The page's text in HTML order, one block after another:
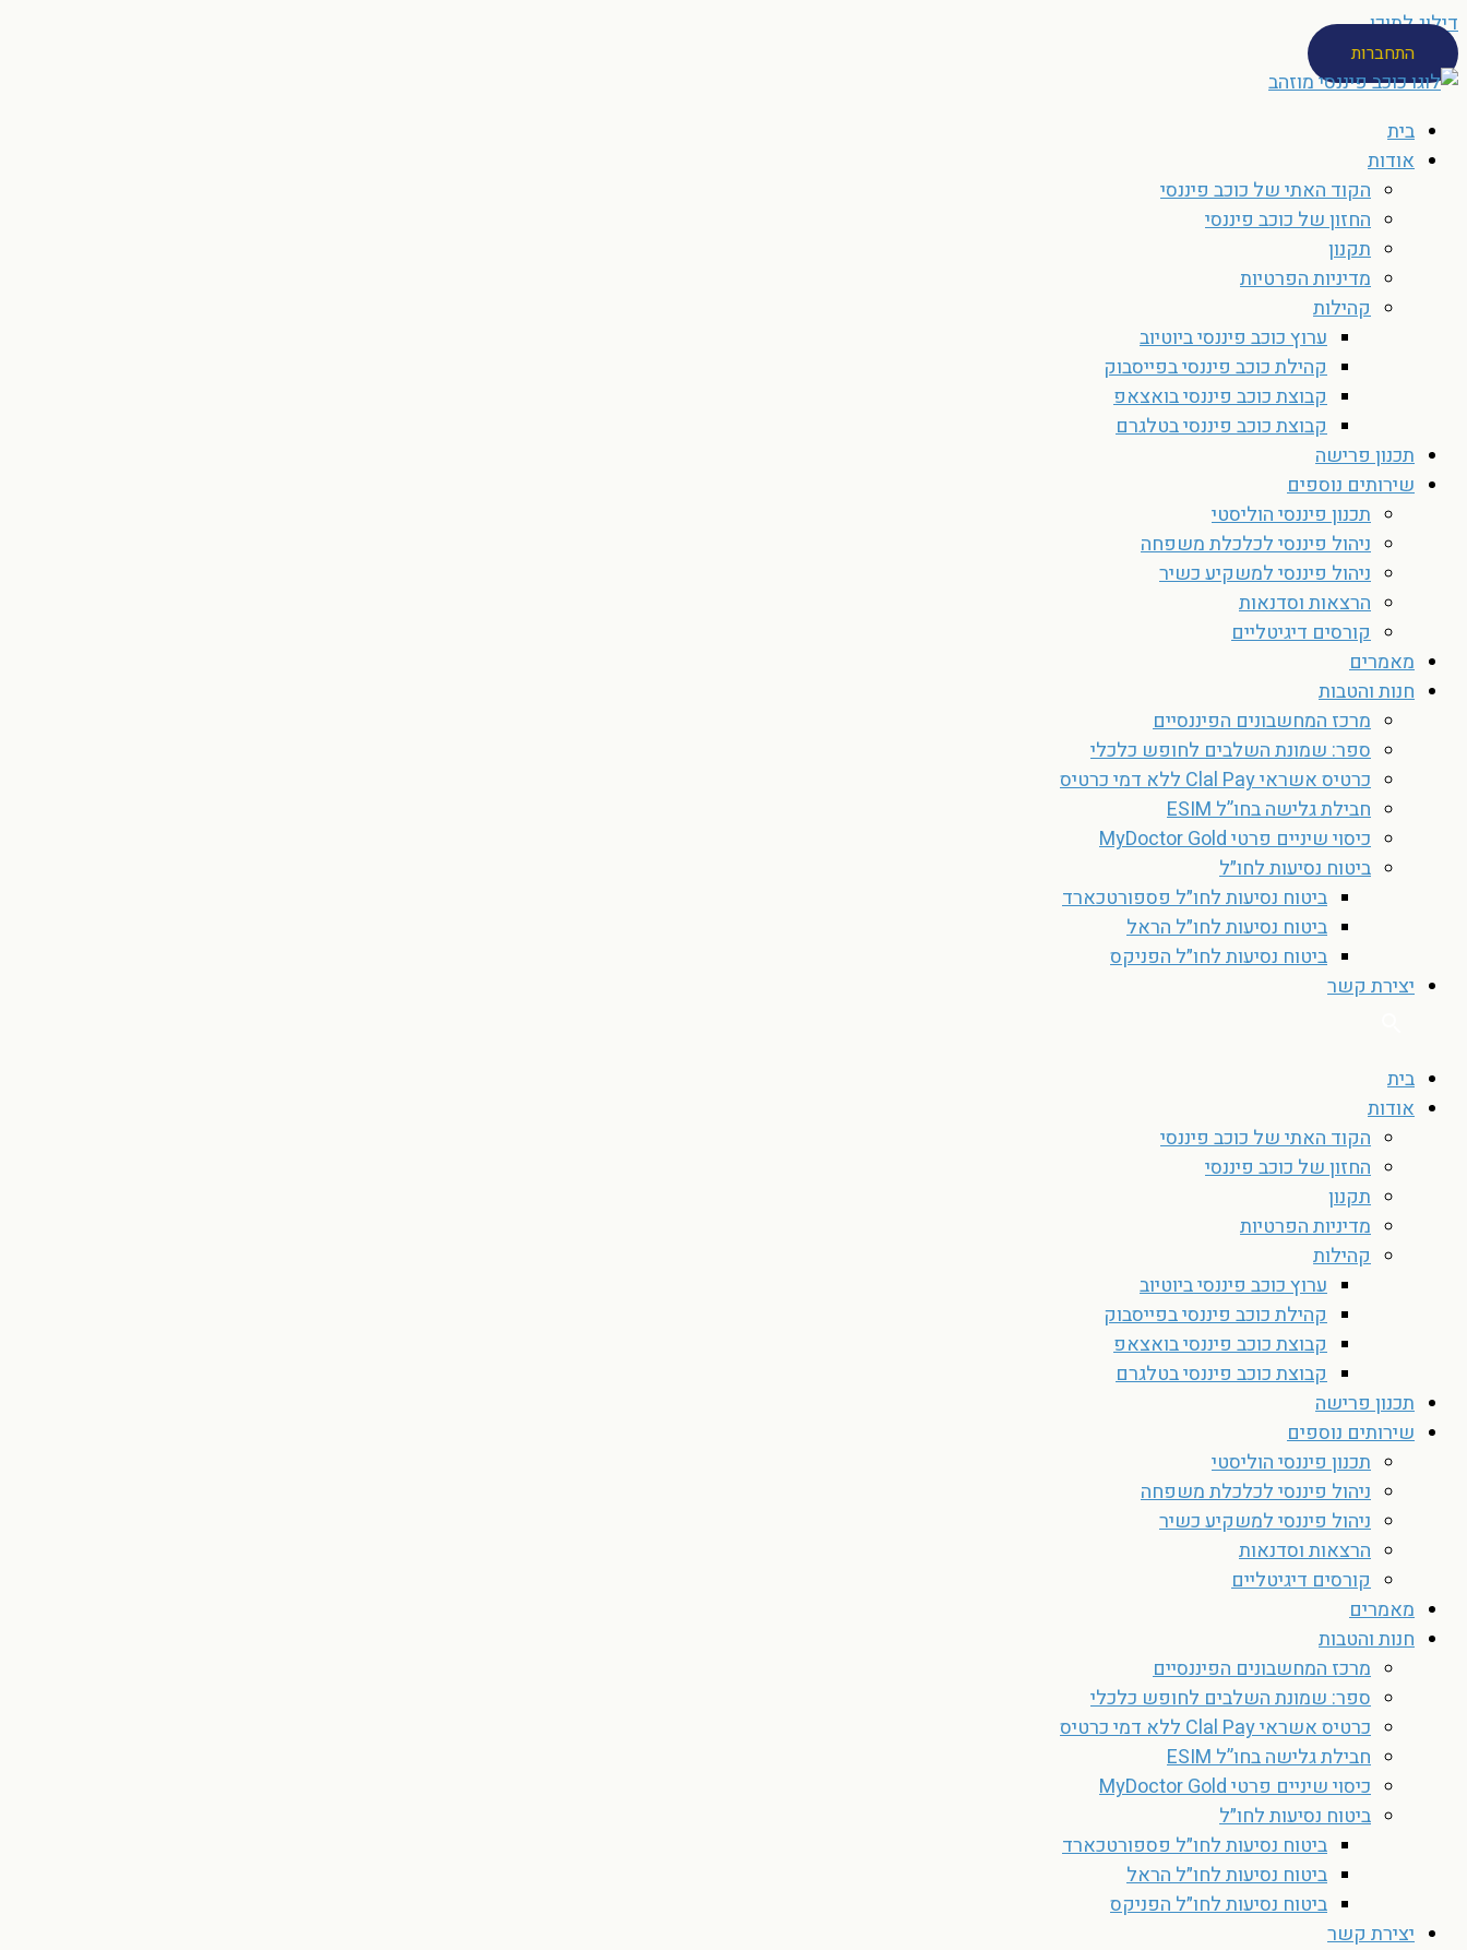
דילוג לתוכן
התחברות
בית
אודות
הקוד האתי של כוכב פיננסי
החזון של כוכב פיננסי
תקנון
מדיניות הפרטיות
קהילות
ערוץ כוכב פיננסי ביוטיוב
קהילת כוכב פיננסי בפייסבוק
קבוצת כוכב פיננסי בואצאפ
קבוצת כוכב פיננסי בטלגרם
תכנון פרישה
שירותים נוספים
תכנון פיננסי הוליסטי
ניהול פיננסי לכלכלת משפחה
ניהול פיננסי למשקיע כשיר
הרצאות וסדנאות
קורסים דיגיטליים
מאמרים
חנות והטבות
מרכז המחשבונים הפיננסיים
ספר: שמונת השלבים לחופש כלכלי
כרטיס אשראי Clal Pay ללא דמי כרטיס
חבילת גלישה בחו”ל ESIM
כיסוי שיניים פרטי MyDoctor Gold
ביטוח נסיעות לחו״ל
ביטוח נסיעות לחו״ל פספורטכארד
ביטוח נסיעות לחו״ל הראל
ביטוח נסיעות לחו״ל הפניקס
יצירת קשר
בית
אודות
הקוד האתי של כוכב פיננסי
החזון של כוכב פיננסי
תקנון
מדיניות הפרטיות
קהילות
ערוץ כוכב פיננסי ביוטיוב
קהילת כוכב פיננסי בפייסבוק
קבוצת כוכב פיננסי בואצאפ
קבוצת כוכב פיננסי בטלגרם
תכנון פרישה
שירותים נוספים
תכנון פיננסי הוליסטי
ניהול פיננסי לכלכלת משפחה
ניהול פיננסי למשקיע כשיר
הרצאות וסדנאות
קורסים דיגיטליים
מאמרים
חנות והטבות
מרכז המחשבונים הפיננסיים
ספר: שמונת השלבים לחופש כלכלי
כרטיס אשראי Clal Pay ללא דמי כרטיס
חבילת גלישה בחו”ל ESIM
כיסוי שיניים פרטי MyDoctor Gold
ביטוח נסיעות לחו״ל
ביטוח נסיעות לחו״ל פספורטכארד
ביטוח נסיעות לחו״ל הראל
ביטוח נסיעות לחו״ל הפניקס
יצירת קשר